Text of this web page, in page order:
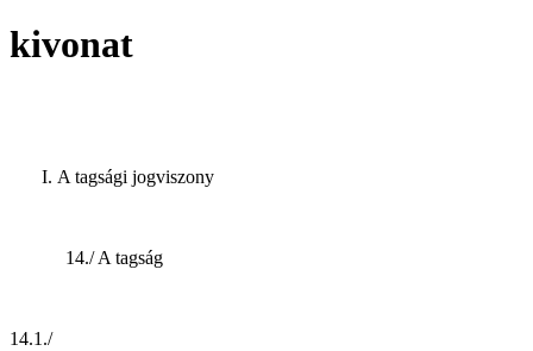
kivonat
A tagsági jogviszony
14./ A tagság
14.1./